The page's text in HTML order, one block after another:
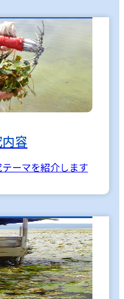
容
ーマを紹介します